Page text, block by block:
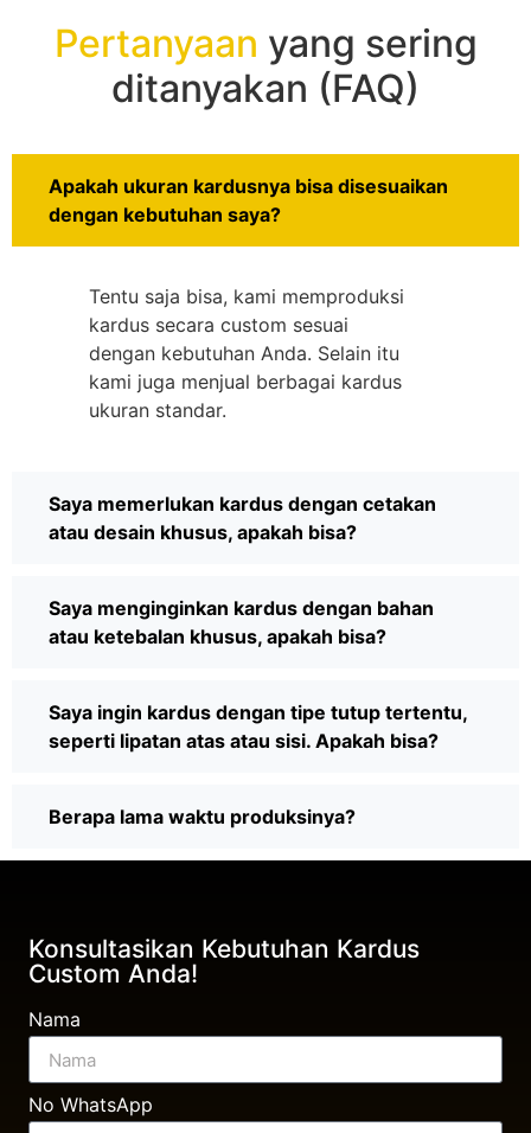
Pertanyaan yang sering
ditanyakan (FAQ)
Apakah ukuran kardusnya bisa disesuaikan
dengan kebutuhan saya?
Tentu saja bisa, kami memproduksi
kardus secara custom sesuai
dengan kebutuhan Anda. Selain itu
kami juga menjual berbagai kardus
ukuran standar.
Saya memerlukan kardus dengan cetakan
atau desain khusus, apakah bisa?
Saya menginginkan kardus dengan bahan
atau ketebalan khusus, apakah bisa?
Saya ingin kardus dengan tipe tutup tertentu,
seperti lipatan atas atau sisi. Apakah bisa?
Berapa lama waktu produksinya?
Konsultasikan Kebutuhan Kardus
Custom Anda!
Nama
No WhatsApp